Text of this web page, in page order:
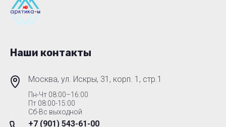
Наши контакты
Москва, ул. Искры, 31, корп. 1, стр.1
Пн-Чт 08:00–16:00
Пт 08:00-15:00
Сб-Вс выходной
+7 (901) 543-61-00